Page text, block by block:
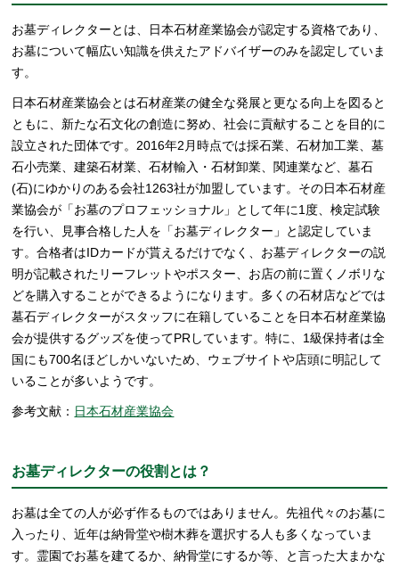
お墓ディレクターとは、日本石材産業協会が認定する資格であり、
お墓について幅広い知識を供えたアドバイザーのみを認定していま
す。
日本石材産業協会とは石材産業の健全な発展と更なる向上を図ると
ともに、新たな石文化の創造に努め、社会に貢献することを目的に
設立された団体です。2016年2月時点では採石業、石材加工業、墓
石小売業、建築石材業、石材輸入・石材卸業、関連業など、墓石
(石)にゆかりのある会社1263社が加盟しています。その日本石材産
業協会が「お墓のプロフェッショナル」として年に1度、検定試験
を行い、見事合格した人を「お墓ディレクター」と認定していま
す。合格者はIDカードが貰えるだけでなく、お墓ディレクターの説
明が記載されたリーフレットやポスター、お店の前に置くノボリな
どを購入することができるようになります。多くの石材店などでは
墓石ディレクターがスタッフに在籍していることを日本石材産業協
会が提供するグッズを使ってPRしています。特に、1級保持者は全
国にも700名ほどしかいないため、ウェブサイトや店頭に明記して
いることが多いようです。
参考文献： 日本石材産業協会
お墓ディレクターの役割とは？
お墓は全ての人が必ず作るものではありません。先祖代々のお墓に
入ったり、近年は納骨堂や樹木葬を選択する人も多くなっていま
す。霊園でお墓を建てるか、納骨堂にするか等、と言った大まかな